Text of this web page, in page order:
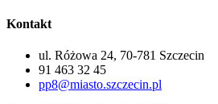
Kontakt
ul. Różowa 24, 70-781 Szczecin
91 463 32 45
pp8@miasto.szczecin.pl